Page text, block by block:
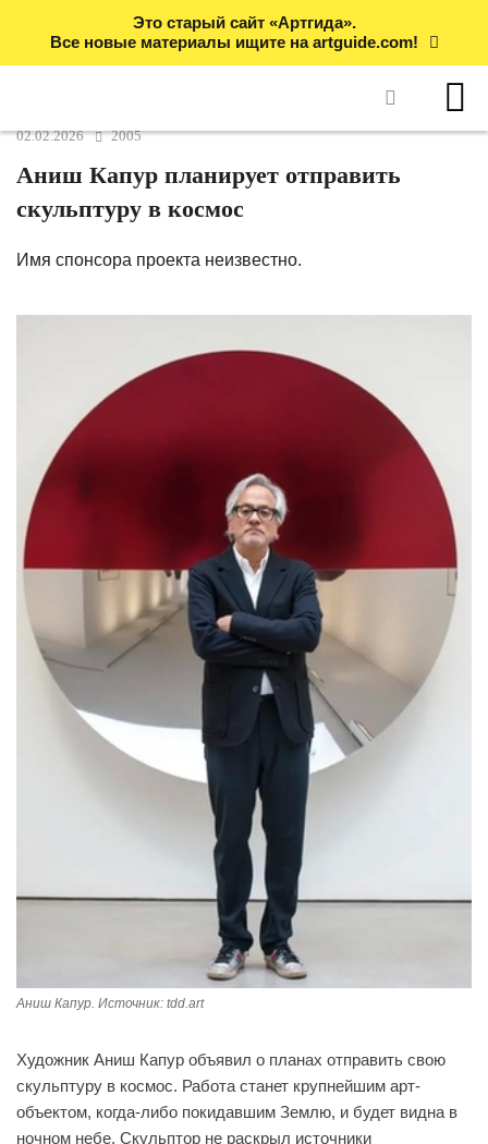
Это старый сайт «Артгида».
Все новые материалы ищите на artguide.com!
02.02.2026 2005
Аниш Капур планирует отправить
скульптуру в космос
Имя спонсора проекта неизвестно.
Аниш Капур. Источник: tdd.art
Художник Аниш Капур объявил о планах отправить свою
скульптуру в космос. Работа станет крупнейшим арт-
объектом, когда-либо покидавшим Землю, и будет видна в
ночном небе. Скульптор не раскрыл источники